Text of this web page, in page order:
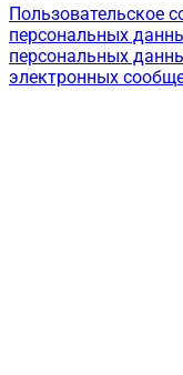
Пользовательское
персональных
персональных
электронных